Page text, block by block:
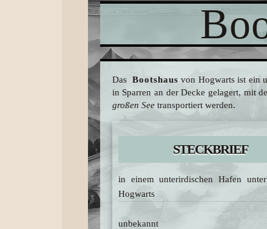
Das Bootshaus von Hogwarts ist ein
in Sparren an der Decke gelagert, mit
großen Seetransportiert werden.
STECKBRIEF
in einem unterirdischen Hafen
Hogwarts
unbekannt